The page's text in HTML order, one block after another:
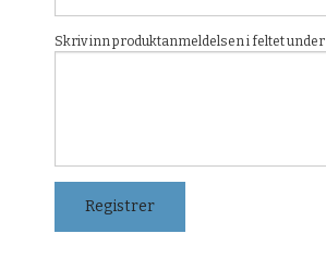
Skriv inn produktanmeldelsen i feltet under